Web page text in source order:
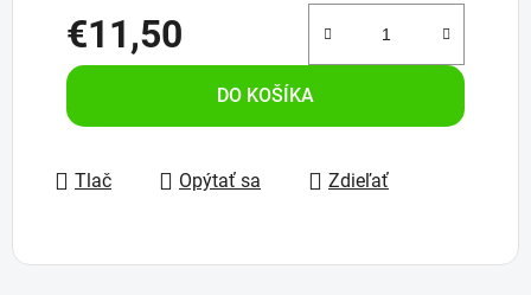
€11,50
Jednotková cena:
DO KOŠÍKA
Tlač Opýtať sa Zdieľať